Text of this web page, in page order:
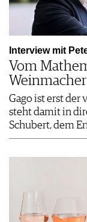
Interview mit
Vom
Weinmacher
Gago ist erst der
steht damit in
Schubert, dem